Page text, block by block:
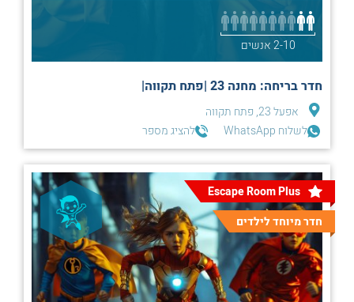
2-10 אנשים
חדר בריחה: מחנה 23 |פתח תקווה|
אפעל 23, פתח תקווה
לשלוח WhatsApp
להציג מספר
Escape Room Plus
חדר מיוחד לילדים